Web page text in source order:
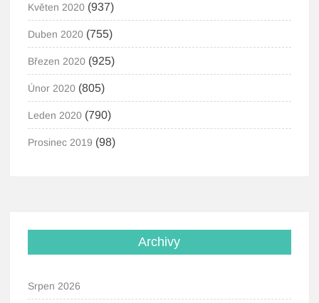
Květen 2020 (937)
Duben 2020 (755)
Březen 2020 (925)
Únor 2020 (805)
Leden 2020 (790)
Prosinec 2019 (98)
Archivy
Srpen 2026